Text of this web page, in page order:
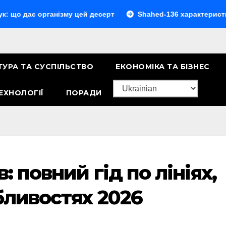
цей десерт Shahed-136 характеристики:
ТА СУСПІЛЬСТВО ЕКОНОМІКА ТА БІЗНЕС
ПОРАДИ
повний гід по лініях,
2026